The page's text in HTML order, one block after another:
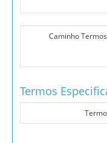
Caminho Termos
Termos
Termo